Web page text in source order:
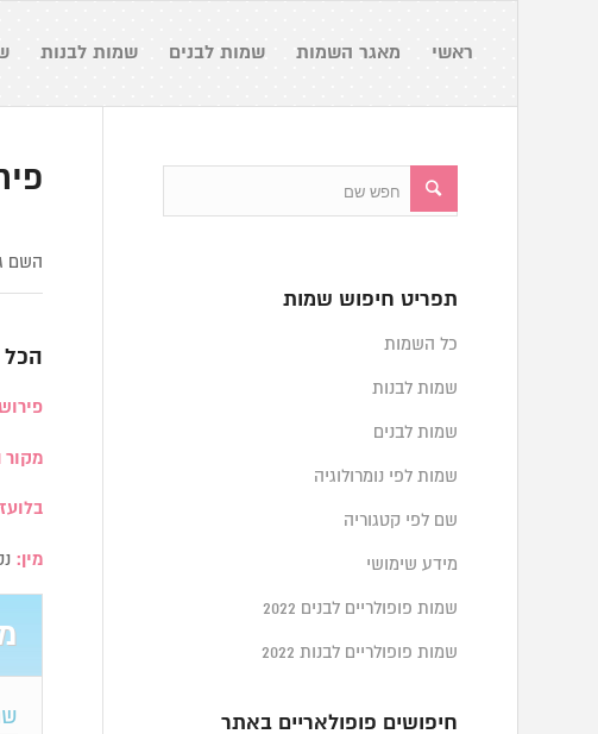
ראשי מאגר השמות שמות לבנים שמות לבנות
השם
מין:
תפריט חיפוש שמות
כל השמות
שמות לבנות
שמות לבנים
שמות לפי נומרולוגיה
שם לפי קטגוריה
מידע שימושי
שמות פופולריים לבנים 2022
שמות פופולריים לבנות 2022
חיפושים פופולאריים באתר